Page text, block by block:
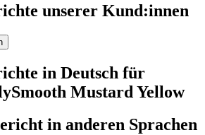
unserer Kund:innen
in Deutsch für
Mustard Yellow
in anderen Sprachen